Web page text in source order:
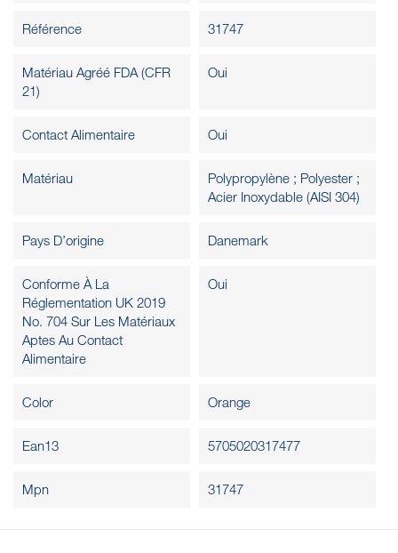
Référence 31747
Matériau Agréé FDA (CFR
21)
Oui
Contact Alimentaire Oui
Matériau
Polypropylène ; Polyester ;
Acier Inoxydable (AISI 304)
Pays D’origine Danemark
Conforme À La
Réglementation UK 2019
No. 704 Sur Les Matériaux
Aptes Au Contact
Alimentaire
Oui
Color Orange
Ean13 5705020317477
Mpn 31747